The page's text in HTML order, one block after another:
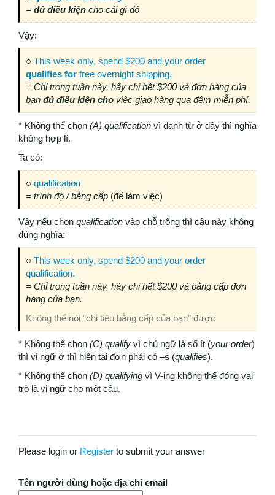
= đủ điều kiện cho cái gì đó
Vậy:
○ This week only, spend $200 and your order
qualifies for free overnight shipping.
= Chỉ trong tuần này, hãy chi hết $200 và đơn hàng của
bạn đủ điều kiện cho việc giao hàng qua đêm miễn phí.
* Không thể chọn (A) qualification vì danh từ ở đây thì nghĩa
không hợp lí.
Ta có:
○ qualification
= trình độ / bằng cấp (để làm việc)
Vậy nếu chọn qualification vào chỗ trống thì câu này không
đúng nghĩa:
○ This week only, spend $200 and your order
qualification.
= Chỉ trong tuần này, hãy chi hết $200 và bằng cấp đơn
hàng của bạn.
Không thể nói “chi tiêu bằng cấp của bạn” được
* Không thể chọn (C) qualify vì chủ ngữ là số ít (your order)
thì vị ngữ ở thì hiện tại đơn phải có –s (qualifies).
* Không thể chọn (D) qualifying vì V-ing không thể đóng vai
trò là vị ngữ cho một câu.
Please login or Register to submit your answer
Tên người dùng hoặc địa chỉ email